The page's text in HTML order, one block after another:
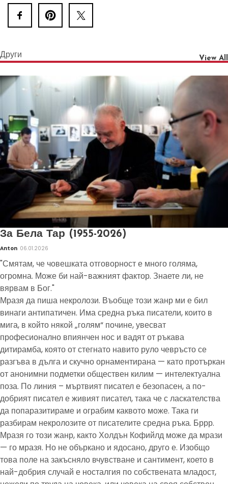
Други View All
За Бела Тар (1955-2026)
Anton 06.01.2026
"Смятам, че човешката отговорност е много голяма,
огромна. Може би най-важният фактор. Знаете ли, не
вярвам в Бог."
Мразя да пиша некролози. Въобще този жанр ми е бил
винаги антипатичен. Има средна ръка писатели, които в
мига, в който някой „голям“ почине, увесват
професионално впиянчен нос и вадят от ръкава
дитирамба, която от стегнато навито руло чевръсто се
разгъва в дълга и скучно орнаментирана — като протъркан
от анонимни подметки обществен килим — интелектуална
поза. По линия – мъртвият писател е безопасен, а по-
добрият писател е живият писател, така че с ласкателства
да попаразитираме и ограбим каквото може. Така ги
разбирам некролозите от писателите средна ръка. Бррр.
Мразя го този жанр, както Холдън Кофийлд може да мрази
— го мразя. Но не объркано и ядосано, друго е. Изобщо
това поле на закъсняло вчувстване и сантимент, което в
най-добрия случай е носталгия по собствената младост,